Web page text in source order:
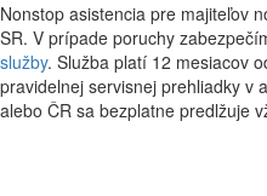
Nonstop asistencia pre majiteľov
SR. V prípade poruchy
služby. Služba platí 12 mesiacov
pravidelnej servisnej prehliadky v
alebo ČR sa bezplatne predlžuje